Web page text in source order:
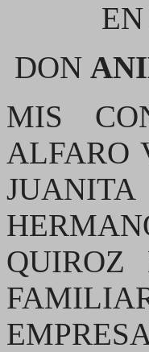
DON
MIS
ALFARO
QUIROZ